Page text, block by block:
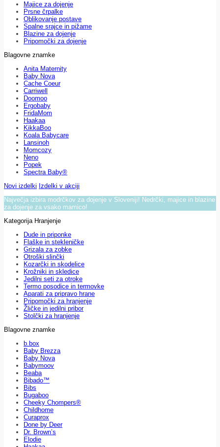
Majice za dojenje
Prsne črpalke
Oblikovanje postave
Spalne srajce in pižame
Blazine za dojenje
Pripomočki za dojenje
Blagovne znamke
Anita Maternity
Baby Nova
Cache Coeur
Carriwell
Doomoo
Ergobaby
FridaMom
Haakaa
KikkaBoo
Koala Babycare
Lansinoh
Momcozy
Neno
Popek
Spectra Baby®
Novi izdelki Izdelki v akciji
Največja izbira modrčkov za dojenje v Sloveniji! Nedrčki, majice in blazine
za dojenje za vsako mamico!
Kategorija Hranjenje
Dude in priponke
Flaške in stekleničke
Grizala za zobke
Otroški slinčki
Kozarčki in skodelice
Krožniki in skledice
Jedilni seti za otroke
Termo posodice in termovke
Aparati za pripravo hrane
Pripomočki za hranjenje
Žličke in jedilni pribor
Stolčki za hranjenje
Blagovne znamke
b.box
Baby Brezza
Baby Nova
Babymoov
Beaba
Bibado™
Bibs
Bugaboo
Cheeky Chompers®
Childhome
Curaprox
Done by Deer
Dr. Brown’s
Elodie